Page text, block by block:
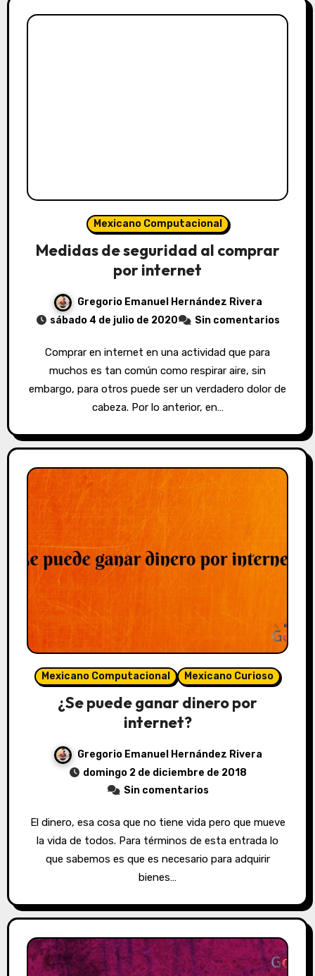
Mexicano Computacional
Medidas de seguridad al comprar
por internet
Gregorio Emanuel Hernández Rivera
sábado 4 de julio de 2020
Sin comentarios
Comprar en internet en una actividad que para
muchos es tan común como respirar aire, sin
embargo, para otros puede ser un verdadero dolor de
cabeza. Por lo anterior, en…
Mexicano Computacional Mexicano Curioso
¿Se puede ganar dinero por
internet?
Gregorio Emanuel Hernández Rivera
domingo 2 de diciembre de 2018
Sin comentarios
El dinero, esa cosa que no tiene vida pero que mueve
la vida de todos. Para términos de esta entrada lo
que sabemos es que es necesario para adquirir
bienes…